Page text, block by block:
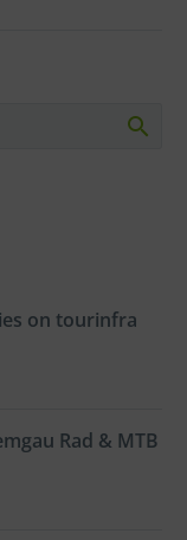
on tourinfra
Rad & MTB